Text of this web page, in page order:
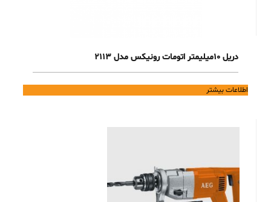
دریل 10میلیمتر اتومات رونیکس مدل 2113
اطلاعات بیشتر